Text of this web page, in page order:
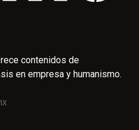
contenidos de
en empresa y humanismo.